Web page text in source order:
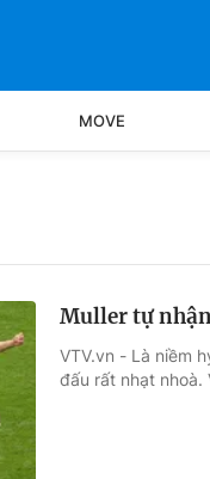
MOVE
Muller tự
VTV.vn - Là niềm
đấu rất nhạt nhoà.